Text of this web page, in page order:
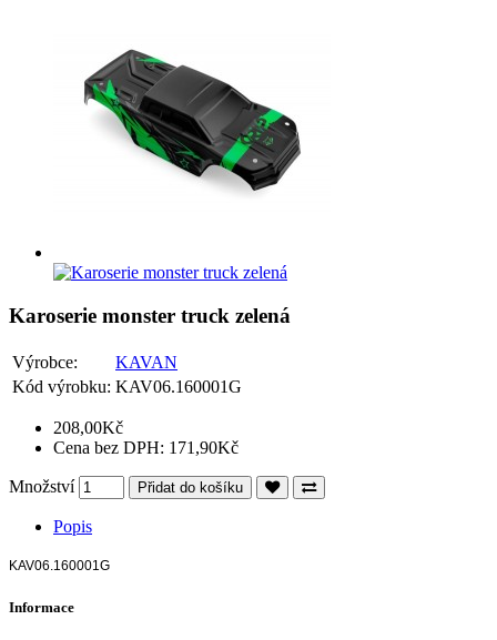
Karoserie monster truck zelená
Výrobce:
KAVAN
Kód výrobku: KAV06.160001G
208,00Kč
Cena bez DPH: 171,90Kč
Množství Přidat do košíku
Popis
KAV06.160001G
Informace